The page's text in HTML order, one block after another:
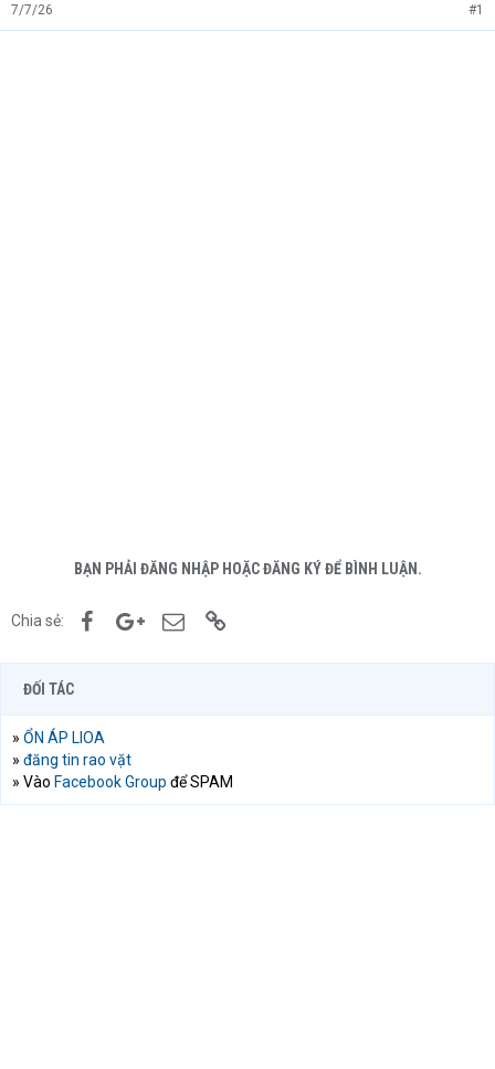
7/7/26 #1
BẠN PHẢI ĐĂNG NHẬP HOẶC ĐĂNG KÝ ĐỂ BÌNH LUẬN.
Chia sẻ: FacebookGoogle+Email
ĐỐI TÁC
» ỔN ÁP LIOA
» đăng tin rao vặt
» Vào Facebook Group để SPAM